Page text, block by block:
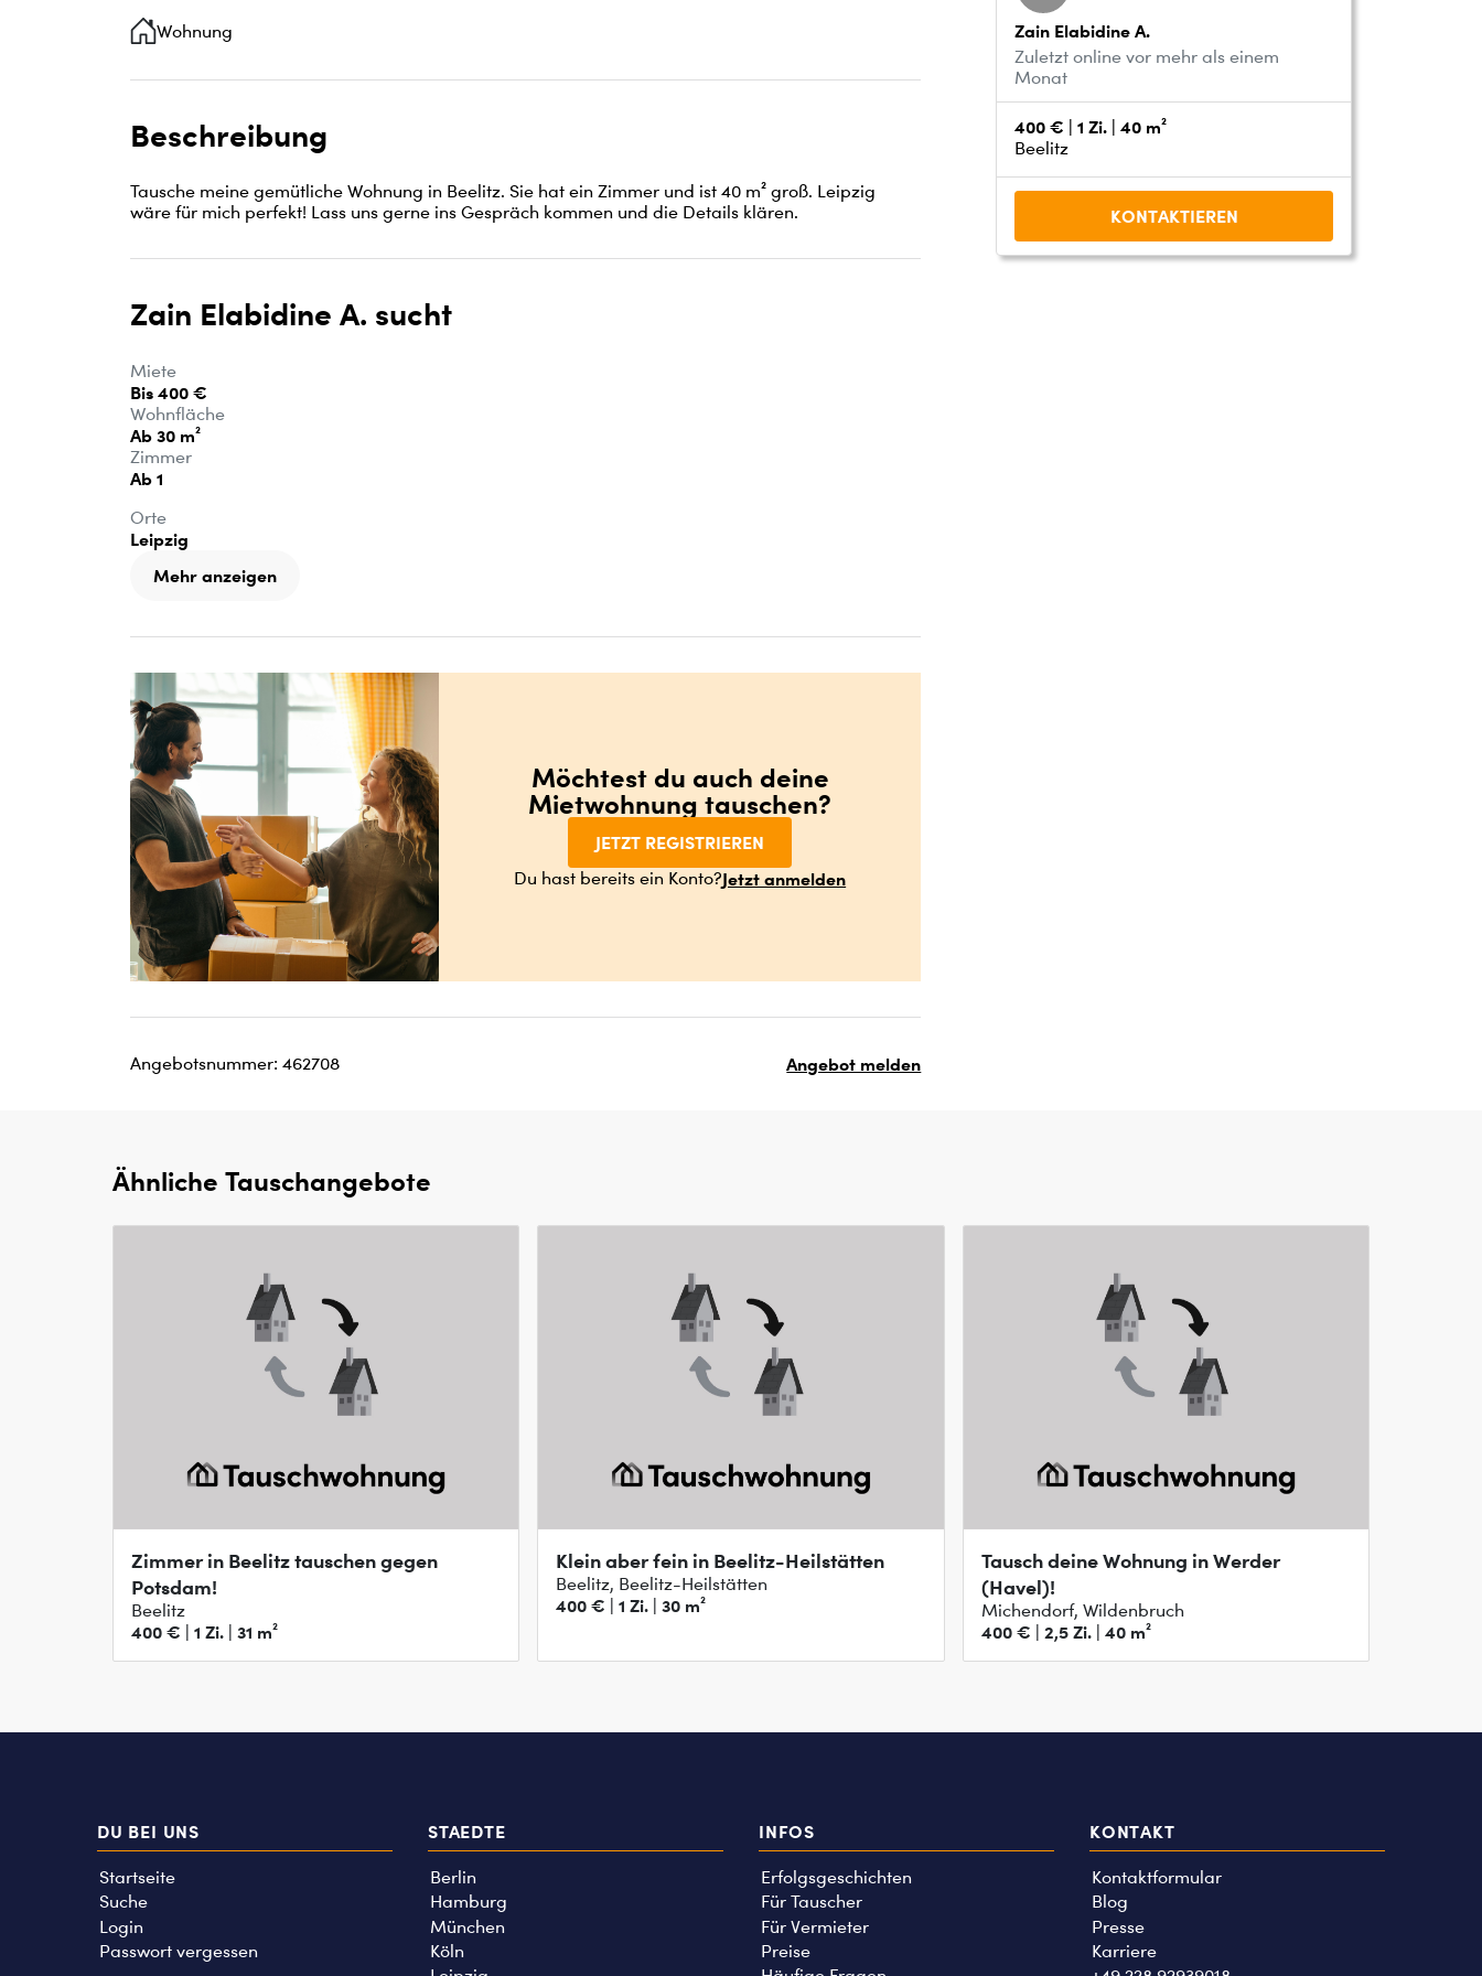
Wohnung
Beschreibung
Tausche meine gemütliche Wohnung in Beelitz. Sie hat ein Zimmer und ist 40 m² groß. Leipzig
wäre für mich perfekt! Lass uns gerne ins Gespräch kommen und die Details klären.
Zain Elabidine A. sucht
Miete
Bis 400 €
Wohnfläche
Ab 30 m²
Zimmer
Ab 1
Orte
Leipzig
Mehr anzeigen
Möchtest du auch deine
Mietwohnung tauschen?
JETZT REGISTRIEREN
Du hast bereits ein Konto?Jetzt anmelden
Angebotsnummer: 462708 Angebot melden
Zain Elabidine A.
Zuletzt online vor mehr als einem
Monat
400 € | 1 Zi. | 40 m²
Beelitz
KONTAKTIEREN
Ähnliche Tauschangebote
Zimmer in Beelitz tauschen gegen
Potsdam!
Beelitz
400 € | 1 Zi. | 31 m²
Klein aber fein in Beelitz-Heilstätten
Beelitz, Beelitz-Heilstätten
400 € | 1 Zi. | 30 m²
Tausch deine Wohnung in Werder
(Havel)!
Michendorf, Wildenbruch
400 € | 2,5 Zi. | 40 m²
DU BEI UNS
Startseite
Suche
Login
Passwort vergessen
STAEDTE
Berlin
Hamburg
München
Köln
INFOS
Erfolgsgeschichten
Für Tauscher
Für Vermieter
Preise
KONTAKT
Kontaktformular
Blog
Presse
Karriere